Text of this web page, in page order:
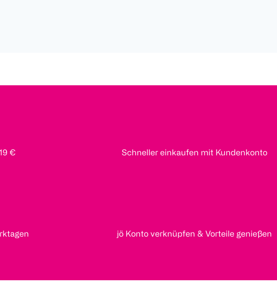
€ Schneller einkaufen mit Kundenkonto
jö Konto verknüpfen & Vorteile genießen